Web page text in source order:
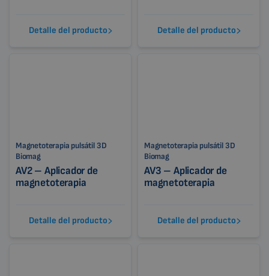
Detalle del producto Detalle del producto
Magnetoterapia pulsátil 3D
Biomag
AV2 – Aplicador de
magnetoterapia
Detalle del producto
Magnetoterapia pulsátil 3D
Biomag
AV3 – Aplicador de
magnetoterapia
Detalle del producto